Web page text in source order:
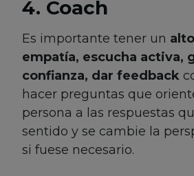
4. Coach
Es importante tener un
empatía, escucha activa,
confianza, dar feedback
hacer preguntas que
persona a las respuestas
sentido y se cambie la
si fuese necesario.